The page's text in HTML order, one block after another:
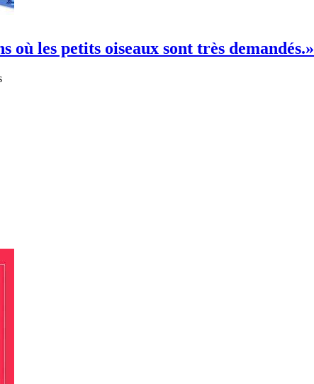
où les petits oiseaux sont très demandés.»